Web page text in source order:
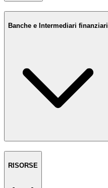
Banche e Intermediari finanziari
RISORSE